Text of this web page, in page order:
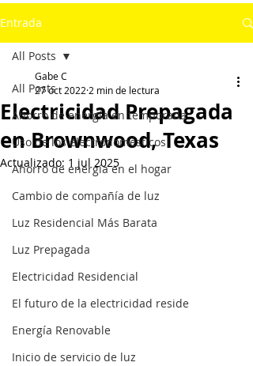
Entrada
All Posts
Ahorro de energía en temporada
Uso de los electrodomésticos
Ahorro de energía en el hogar
Cambio de compañía de luz
Luz Residencial Más Barata
Luz Prepagada
Electricidad Residencial
El futuro de la electricidad reside
Energía Renovable
Inicio de servicio de luz
All Posts
Electricidad Prepagada
en Brownwood, Texas
Gabe C
27 oct 2022 2 min de lectura
Actualizado: 1 jul 2025